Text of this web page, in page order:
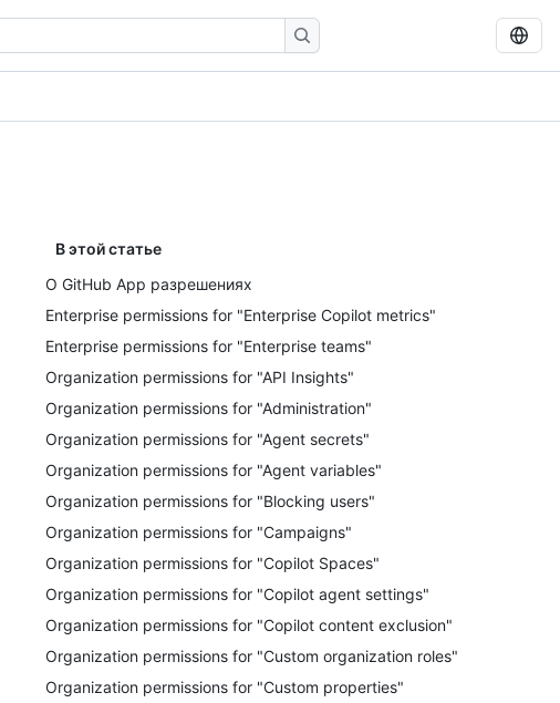
В этой статье
О GitHub App разрешениях
Enterprise permissions for "Enterprise Copilot metrics"
Enterprise permissions for "Enterprise teams"
Organization permissions for "API Insights"
Organization permissions for "Administration"
Organization permissions for "Agent secrets"
Organization permissions for "Agent variables"
Organization permissions for "Blocking users"
Organization permissions for "Campaigns"
Organization permissions for "Copilot Spaces"
Organization permissions for "Copilot agent settings"
Organization permissions for "Copilot content exclusion"
Organization permissions for "Custom organization roles"
Organization permissions for "Custom properties"